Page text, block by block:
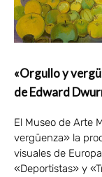
«Orgullo y
de Edward
El Museo de Arte
vergüenza» la
visuales de
«Deportistas» y